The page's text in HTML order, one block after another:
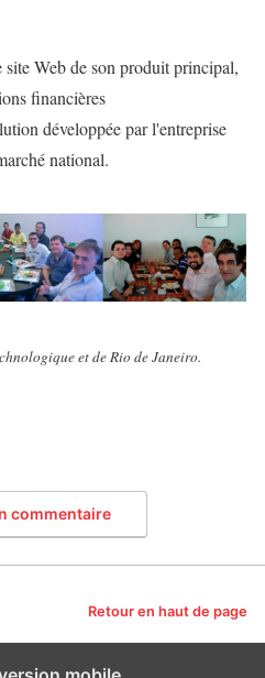
Web de son produit principal,
financières
développée par l'entreprise
national.
et de Rio de Janeiro.
commentaire
Retour en haut de page